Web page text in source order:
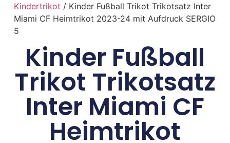
Kindertrikot / Kinder Fußball Trikot Trikotsatz Inter
Miami CF Heimtrikot 2023-24 mit Aufdruck SERGIO
5
Kinder Fußball
Trikot Trikotsatz
Inter Miami CF
Heimtrikot